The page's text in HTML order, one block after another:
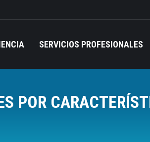
SERVICIOS PROFESIONALES
POR